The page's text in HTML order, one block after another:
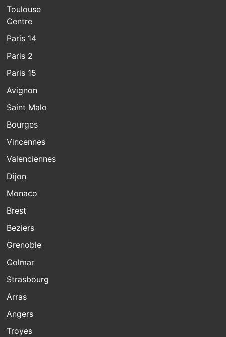
Toulouse
Centre
Paris 14
Paris 2
Paris 15
Avignon
Saint Malo
Bourges
Vincennes
Valenciennes
Dijon
Monaco
Brest
Beziers
Grenoble
Colmar
Strasbourg
Arras
Angers
Troyes